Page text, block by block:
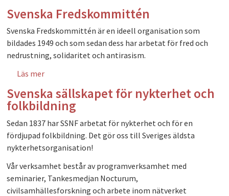
Svenska Fredskommittén
Svenska Fredskommittén är en ideell organisation som
bildades 1949 och som sedan dess har arbetat för fred och
nedrustning, solidaritet och antirasism.
Läs merom Svenska Fredskommittén
Svenska sällskapet för nykterhet och
folkbildning
Sedan 1837 har SSNF arbetat för nykterhet och för en
fördjupad folkbildning. Det gör oss till Sveriges äldsta
nykterhetsorganisation!
Vår verksamhet består av programverksamhet med
seminarier, Tankesmedjan Nocturum,
civilsamhällesforskning och arbete inom nätverket